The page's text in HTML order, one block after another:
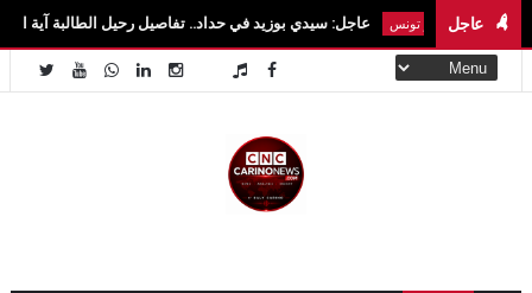
عاجلاخبار تونس عاجل: سيدي بوزيد في حداد.. تفاصيل رحيل الطالبة آية الزايدي في حادث